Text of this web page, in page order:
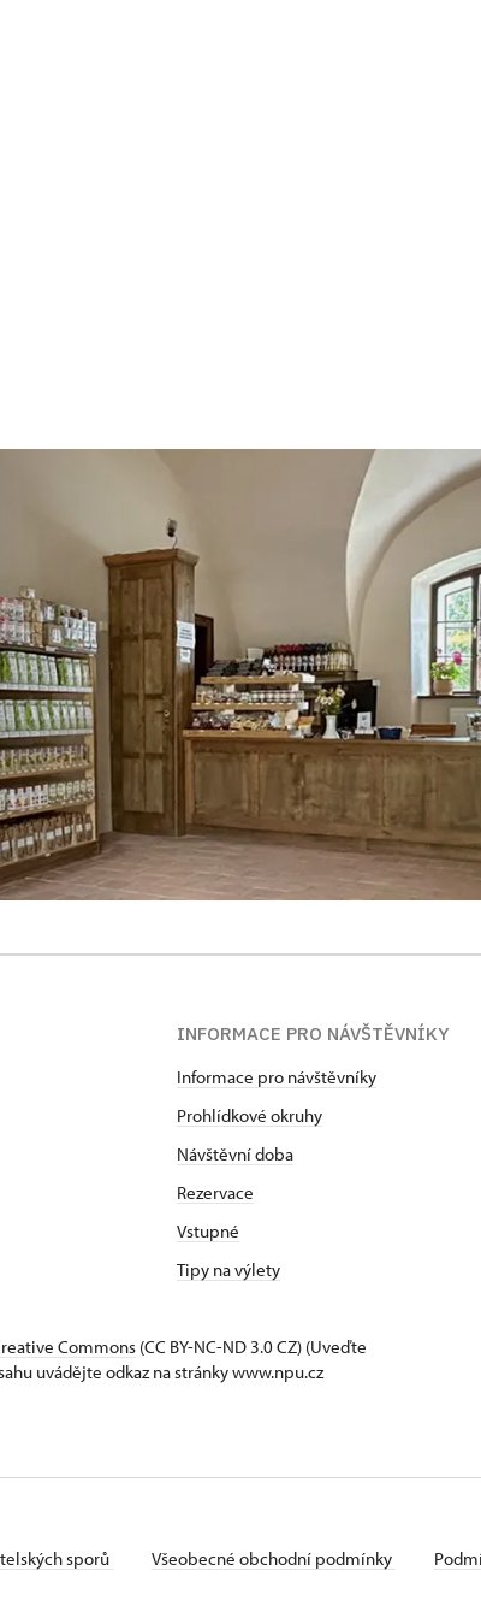
INFORMACE PRO NÁVŠTĚVNÍKY
Informace pro návštěvníky
Prohlídkové okruhy
Návštěvní doba
Rezervace
Vstupné
Tipy na výlety
Commons (CC BY-NC-ND 3.0 CZ) (Uveďte
uvádějte odkaz na stránky www.npu.cz
sporů Všeobecné obchodní podmínky